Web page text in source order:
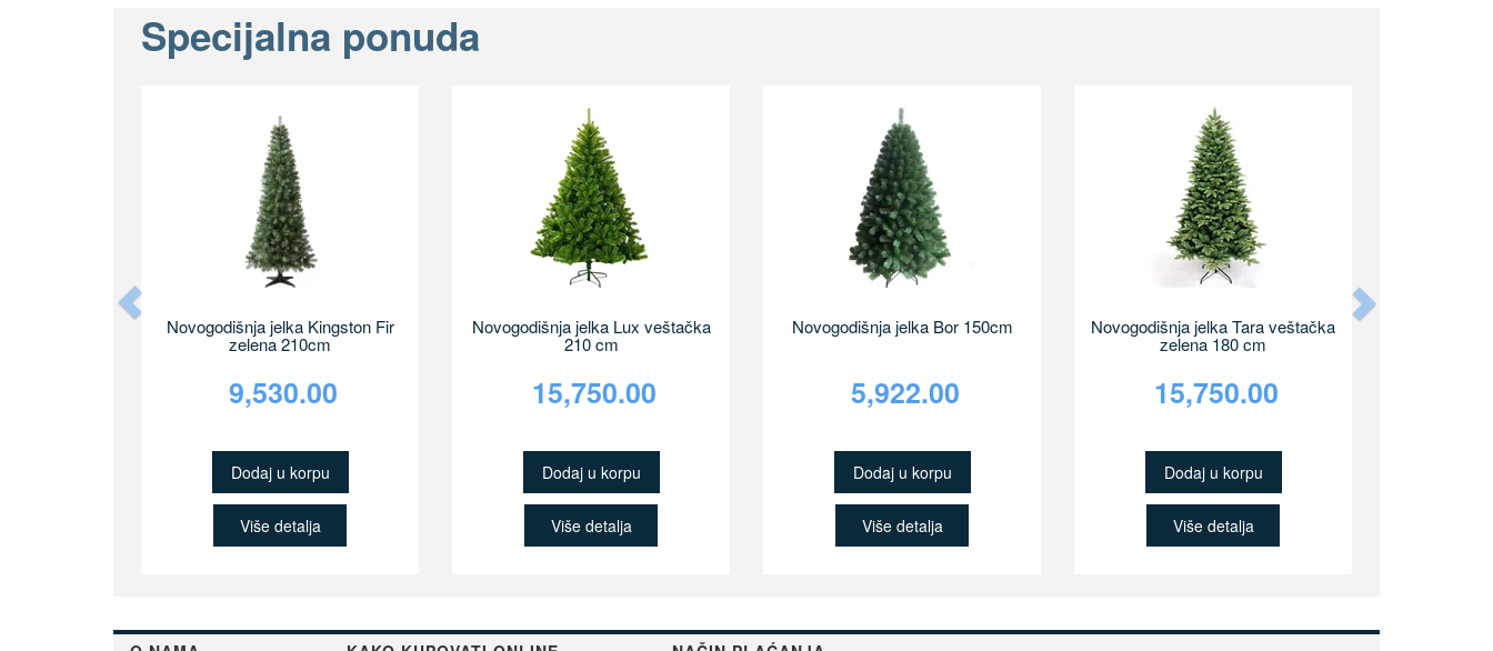
Specijalna ponuda
Novogodišnja jelka Kingston Fir
zelena 210cm
9,530.00
Dodaj u korpu
Više detalja
Novogodišnja jelka Lux veštačka
210 cm
15,750.00
Dodaj u korpu
Više detalja
Novogodišnja jelka Bor 150cm
5,922.00
Dodaj u korpu
Više detalja
Novogodišnja jelka Tara veštačka
zelena 180 cm
15,750.00
Dodaj u korpu
Više detalja